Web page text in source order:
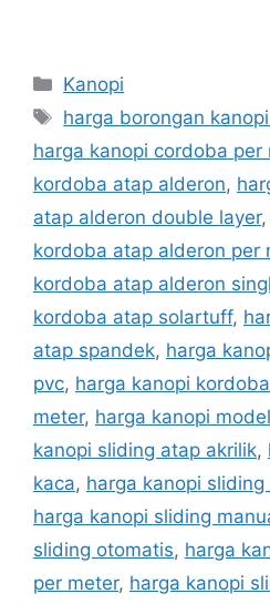
Categories
Kanopi
Tags
harga borongan
harga kanopi cordoba per
kordoba atap alderon,
atap alderon double layer,
kordoba atap alderon per
kordoba atap alderon
kordoba atap solartuff,
atap spandek, harga
pvc, harga kanopi
meter, harga kanopi
kanopi sliding atap akrilik,
kaca, harga kanopi
harga kanopi sliding
sliding otomatis, harga
per meter, harga kanopi